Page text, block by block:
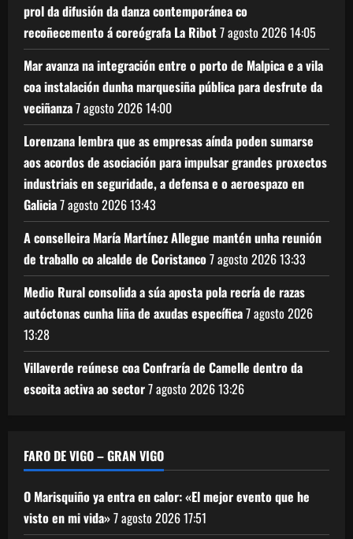
prol da difusión da danza contemporánea co
recoñecemento á coreógrafa La Ribot7 agosto 202614:05
Mar avanza na integración entre o porto de Malpica e a vila
coa instalación dunha marquesiña pública para desfrute da
veciñanza7 agosto 202614:00
Lorenzana lembra que as empresas aínda poden sumarse
aos acordos de asociación para impulsar grandes proxectos
industriais en seguridade, a defensa e o aeroespazo en
Galicia7 agosto 202613:43
A conselleira María Martínez Allegue mantén unha reunión
de traballo co alcalde de Coristanco7 agosto 202613:33
Medio Rural consolida a súa aposta pola recría de razas
autóctonas cunha liña de axudas específica7 agosto 2026
13:28
Villaverde reúnese coa Confraría de Camelle dentro da
escoita activa ao sector7 agosto 202613:26
FARO DE VIGO – GRAN VIGO
O Marisquiño ya entra en calor: «El mejor evento que he
visto en mi vida»7 agosto 202617:51